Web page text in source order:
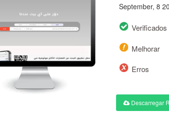
September, 8
Verificados
Melhorar
Erros
Descarregar